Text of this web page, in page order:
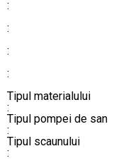
:
:
:
:
​​​​​​​​​​​​​​Tipul materialului
:
​​​​​​​​​​​​​​Tipul pompei de san
:
​​​​​​​​​​​​​​Tipul scaunului
: